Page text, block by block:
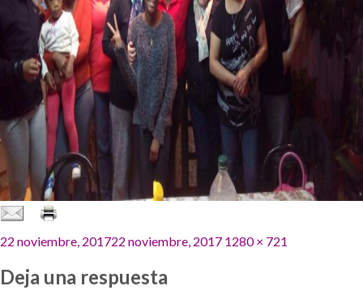
Publicado
22 noviembre, 201722 noviembre, 2017 Tamaño
1280 × 721
Deja una respuesta